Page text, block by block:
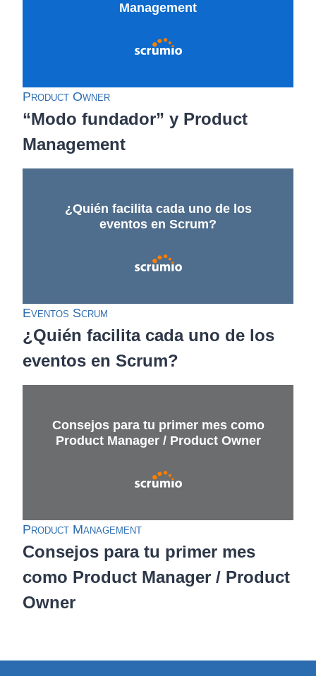
Management
Product Owner
“Modo fundador” y Product
Management
¿Quién facilita cada uno de los
eventos en Scrum?
Eventos Scrum
¿Quién facilita cada uno de los
eventos en Scrum?
Consejos para tu primer mes como
Product Manager / Product Owner
Product Management
Consejos para tu primer mes
como Product Manager / Product
Owner